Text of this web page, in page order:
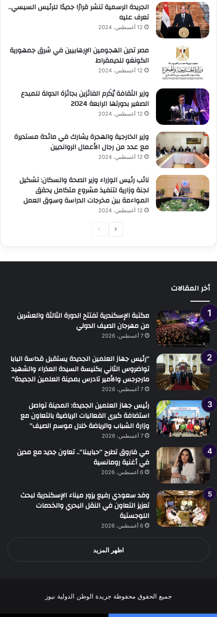
الجريدة الرسمية تنشر قرارًا جديدًا للرئيس السيسي..
تعرف عليه
12 أغسطس، 2024
مصر تدين الهجومين الإرهابيين في شرق جمهورية
الكونغو للديمقراط
12 أغسطس، 2024
وزير الثقافة يُكَرم الفائزين بجائزة الدولة للمبدع
الصغير بدورتها الرابعة 2024
12 أغسطس، 2024
وزير الخارجية والهجرة يشارك في مائدة مستديرة
مع عدد من رجال الأعمال الروانديين
12 أغسطس، 2024
نائب رئيس الوزراء وزير الصحة والسكان: تشكيل
لجنة وزارية لتنفيذ مشروع متكامل يحقق
المواءمة بين مخرجات الدراسة وسوق العمل
12 أغسطس، 2024
الصفحةالصفحة
أخر المقالات
مكتبة الإسكندرية تفتتح الدورة الثالثة والعشرين
من مهرجان الصيف الدولي
7 أغسطس، 2026
“رئيس جهاز العلمين الجديدة يستقبل قداسة البابا
تواضروس الثاني بكنيسة السيدة العذراء والشهيد
مارجرجس والأمير تادرس بمدينة العلمين الجديدة”
7 أغسطس، 2026
رئيس جهاز العلمين الجديدة: المدينة تواصل
استضافة كبرى الفعاليات الرياضية بالتعاون مع
وزارة الشباب والرياضة خلال موسم الصيف”
7 أغسطس، 2026
مي فاروق تطرح “حبايبنا”.. تعاون جديد مع مدين
في أغنية رومانسية
6 أغسطس، 2026
وفد سعودي رفيع يزور ميناء الإسكندرية لبحث
تعزيز التعاون في النقل البحري والخدمات
اللوجستية
6 أغسطس، 2026
اظهر المزيد
جميع الحقوق محفوظة جريدة الوطن الدولية نيوز